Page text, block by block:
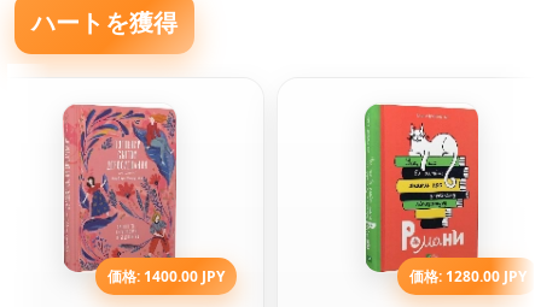
ハートを獲得
価格: 1400.00 JPY 価格: 1280.00 JPY